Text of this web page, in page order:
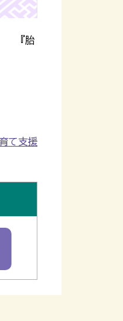
『胎
て支援